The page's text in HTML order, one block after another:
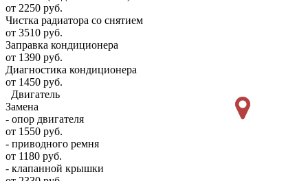
от 2250 руб.
Чистка радиатора со снятием
от 3510 руб.
Заправка кондиционера
от 1390 руб.
Диагностика кондиционера
от 1450 руб.
Двигатель
Замена
- опор двигателя
от 1550 руб.
- приводного ремня
от 1180 руб.
- клапанной крышки